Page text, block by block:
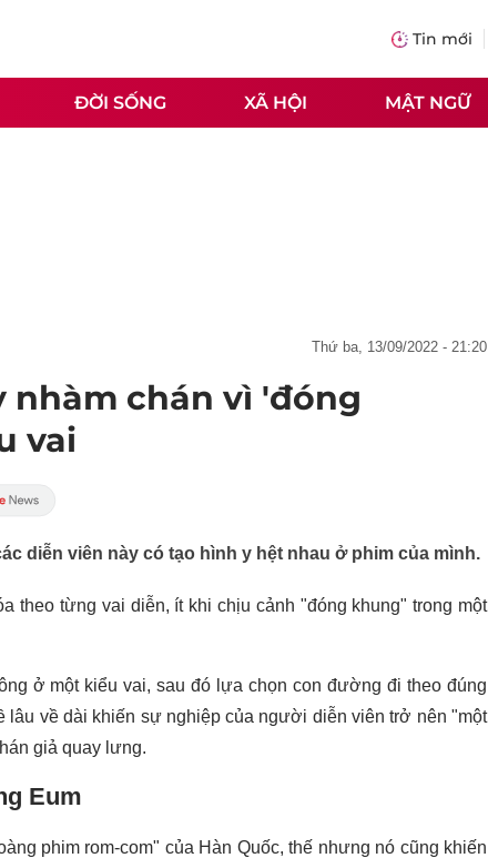
Tin mới
ĐỜI SỐNG XÃ HỘI MẬT NGỮ
thứ ba, 13/09/2022 - 21:20
nhàm chán vì 'đóng
vai
diễn viên này có tạo hình y hệt nhau ở phim của mình.
theo từng vai diễn, ít khi chịu cảnh "đóng khung" trong một
ở một kiểu vai, sau đó lựa chọn con đường đi theo đúng
lâu về dài khiến sự nghiệp của người diễn viên trở nên "một
giả quay lưng.
Eum
phim rom-com" của Hàn Quốc, thế nhưng nó cũng khiến